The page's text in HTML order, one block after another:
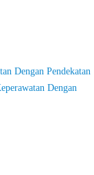
Dengan Pendekatan
Dengan